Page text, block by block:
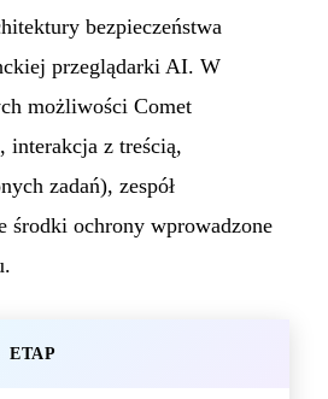
bezpieczeństwa
przeglądarki AI. W
możliwości Comet
interakcja z treścią,
zadań), zespół
środki ochrony wprowadzone
ETAP